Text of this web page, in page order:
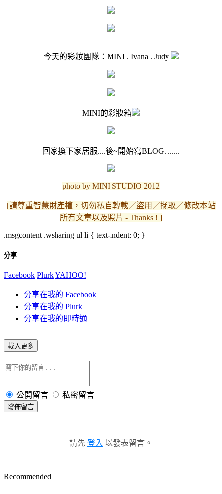
今天的彩妝團隊：MINI . Ivana . Judy
MINI的彩妝箱
回家換下家居服....後~開始寫BLOG........
photo by MINI STUDIO 2012
[請尊重智慧財產權，切勿私自轉載／盜用／擷取／修改本站
所有文章以及照片 - Thanks ! ]
.msgcontent .wsharing ul li { text-indent: 0; }
分享
Facebook PlurkYAHOO!
分享在我的 Facebook
分享在我的 Plurk
分享在我的即時通
載入更多
公開留言 私密留言
發佈留言
請先 登入 以發表留言。
Recommended